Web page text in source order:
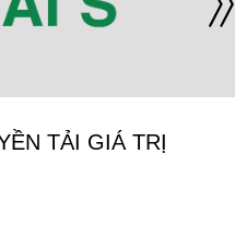
TẢI GIÁ TRỊ